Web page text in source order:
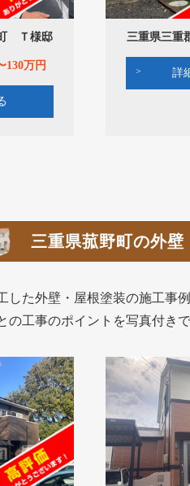
Ｔ様邸
130万円
三重県三
詳
三重県菰野町の外
した外壁・屋根塗装の施工事
の工事のポイントを写真付き